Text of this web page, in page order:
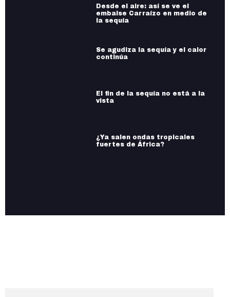
Desde el aire: así se ve el
embalse Carraízo en medio de
la sequía
Se agudiza la sequía y el calor
continúa
El fin de la sequía no está a la
vista
¿Ya salen ondas tropicales
fuertes de África?